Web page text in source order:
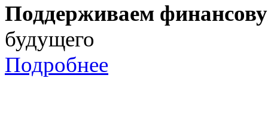
Поддерживаем
будущего
Подробнее